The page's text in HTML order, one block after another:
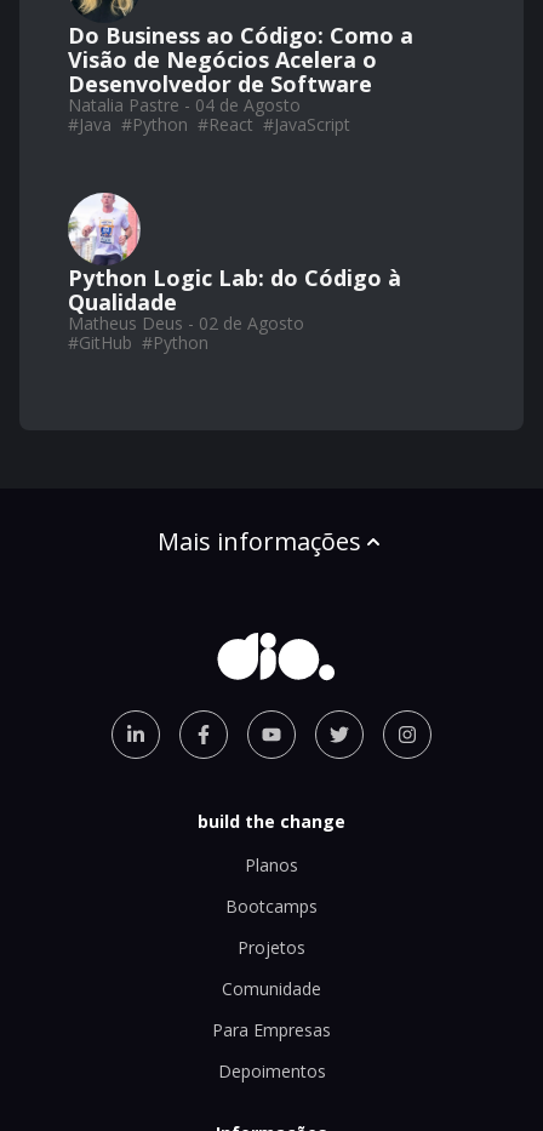
Do Business ao Código: Como a
Visão de Negócios Acelera o
Desenvolvedor de Software
Natalia Pastre - 04 de Agosto
#Java #Python #React #JavaScript
Python Logic Lab: do Código à
Qualidade
Matheus Deus - 02 de Agosto
#GitHub #Python
Mais informações
build the change
Planos
Bootcamps
Projetos
Comunidade
Para Empresas
Depoimentos